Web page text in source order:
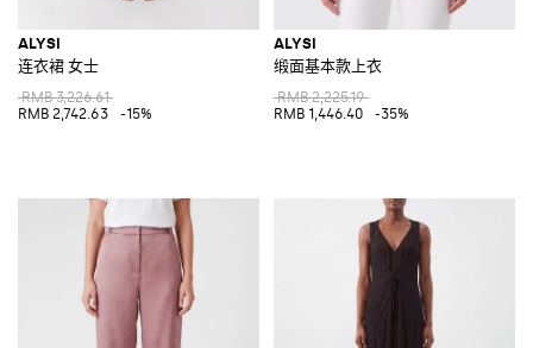
ALYSI
连衣裙 女士
RMB 3,226.61
RMB 2,742.63
-15%
ALYSI
缎面基本款上衣
RMB 2,225.19
RMB 1,446.40
-35%